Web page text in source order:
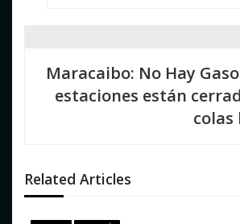
ó
n
Maracaibo: No Hay
estaciones están
Related Articles